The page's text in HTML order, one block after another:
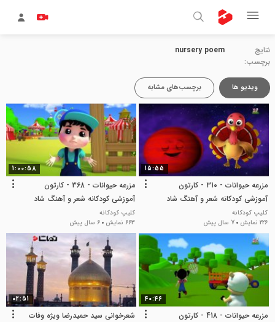
نتایج
برچسب:
nursery poem
ویدیو ها برچسب‌های مشابه
15:55
مزرعه حیوانات - 310 - کارتون
آموزشی کودکانه شعر و آهنگ شاد
زبان انگلیسی
کلیپ کودکانه
226 نمایش
7 سال پیش
1:00:58
مزرعه حیوانات - 368 - کارتون
آموزشی کودکانه شعر و آهنگ شاد
زبان انگلیسی
کلیپ کودکانه
663 نمایش
6 سال پیش
40:46
مزرعه حیوانات - 418 - کارتون
02:51
شعرخوانی سید حمیدرضا ویژه وفات